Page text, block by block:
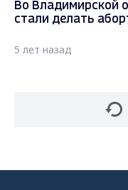
Во Владимирской
стали делать
5 лет назад